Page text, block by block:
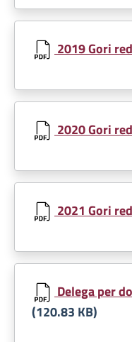
Document
2019 Gori
Document
2020 Gori
Document
2021 Gori
Document
Delega per
(120.83 KB)